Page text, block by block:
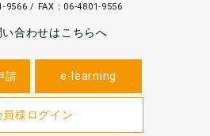
9566 / FAX：06-4801-9556
い合わせはこちらへ
請 e-learning
員様ログイン